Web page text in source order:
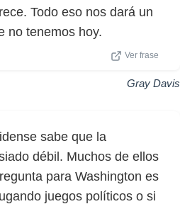
Todo eso nos dará un
no tenemos hoy.
Ver frase
Gray Davis
sabe que la
débil. Muchos de ellos
para Washington es
juegos políticos o si